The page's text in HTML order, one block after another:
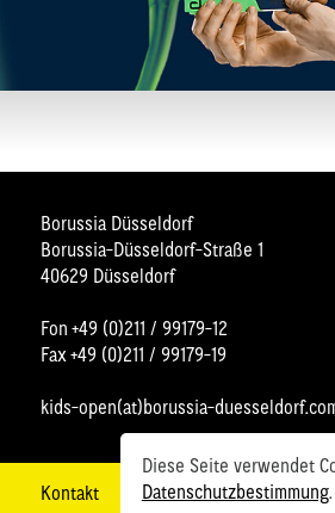
Borussia Düsseldorf
Borussia-Düsseldorf-Straße 1
40629 Düsseldorf
Fon +49 (0)211 / 99179-12
Fax +49 (0)211 / 99179-19
kids-open(at)borussia-
Kontakt Anfahrt Impressum
Diese Seite verwendet
Datenschutzbestimmung.